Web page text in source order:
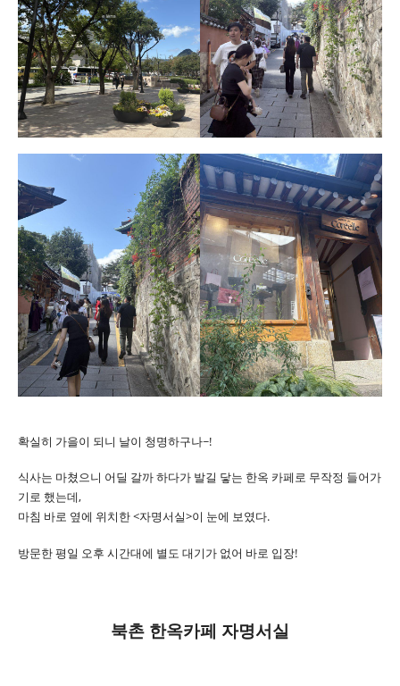
확실히 가을이 되니 날이 청명하구나~!
식사는 마쳤으니 어딜 갈까 하다가 발길 닿는 한옥 카페로 무작정 들어가
기로 했는데,
마침 바로 옆에 위치한 <자명서실>이 눈에 보였다.
방문한 평일 오후 시간대에 별도 대기가 없어 바로 입장!
북촌 한옥카페 자명서실